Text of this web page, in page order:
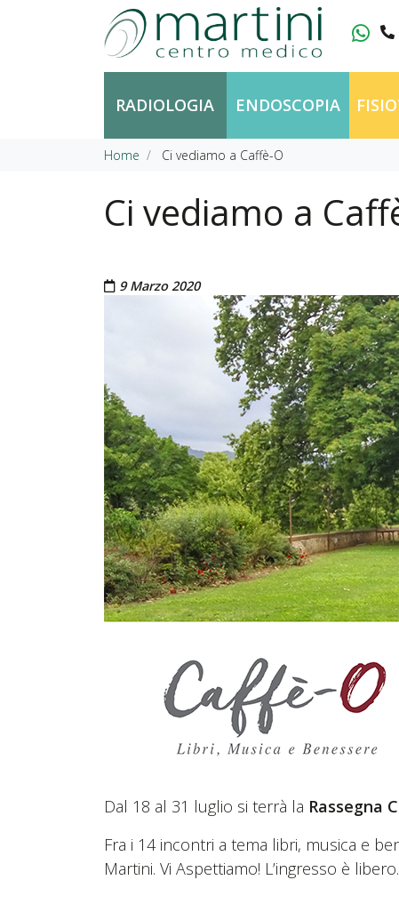
Vai al contenuto
RADIOLOGIA ENDOSCOPIA
Home Ci vediamo a Caffè-O
Ci vediamo a
Pubblicato il
9 Marzo 2020
Dal 18 al 31 luglio si terrà la Rassegna
Fra i 14 incontri a tema libri, musica e
Martini. Vi Aspettiamo! L’ingresso è libero.